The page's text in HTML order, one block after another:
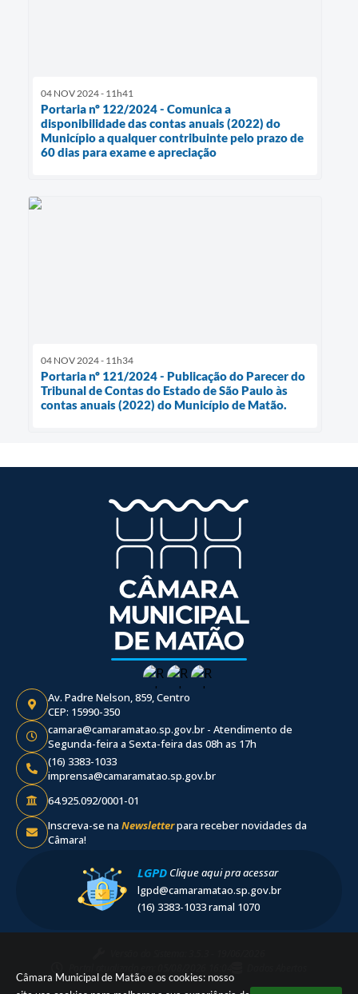
Câmara Municipal de Matão e os cookies: nosso
04 NOV 2024 - 11h41
Portaria nº 122/2024 - Comunica a
disponibilidade das contas anuais (2022) do
Município a qualquer contribuinte pelo prazo de
60 dias para exame e apreciação
04 NOV 2024 - 11h34
Portaria nº 121/2024 - Publicação do Parecer do
Tribunal de Contas do Estado de São Paulo às
contas anuais (2022) do Município de Matão.
Av. Padre Nelson, 859, Centro
CEP: 15990-350
(16) 3383-1033
imprensa@camaramatao.sp.gov.br
camara@camaramatao.sp.gov.br - Atendimento de
Segunda-feira a Sexta-feira das 08h as 17h
64.925.092/0001-01
Inscreva-se na Newsletterpara receber novidades da
Câmara!
LGPD Clique aqui pra acessar
lgpd@camaramatao.sp.gov.br
(16) 3383-1033 ramal 1070